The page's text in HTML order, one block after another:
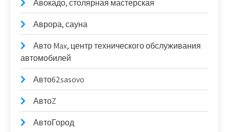
Авокадо, столярная мастерская
Аврора, сауна
Авто Max, центр технического обслуживания
автомобилей
Авто62sasovo
АвтоZ
АвтоГород